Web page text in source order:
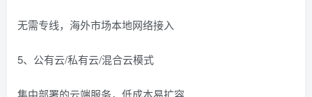
无需专线，海外市场本地网络接入
5、公有云/私有云/混合云模式
集中部署的云端服务，低成本易扩容